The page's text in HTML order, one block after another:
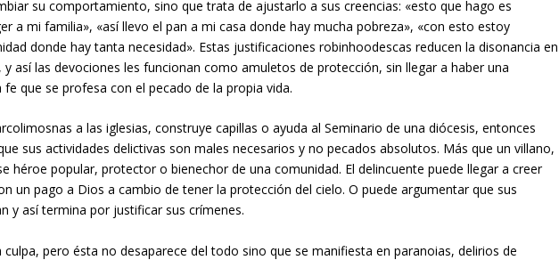
su comportamiento, sino que trata de ajustarlo a sus creencias: «esto que hago es
a mi familia», «así llevo el pan a mi casa donde hay mucha pobreza», «con esto estoy
donde hay tanta necesidad». Estas justificaciones robinhoodescas reducen la disonancia en
y así las devociones les funcionan como amuletos de protección, sin llegar a haber una
que se profesa con el pecado de la propia vida.
a las iglesias, construye capillas o ayuda al Seminario de una diócesis, entonces
sus actividades delictivas son males necesarios y no pecados absolutos. Más que un villano,
héroe popular, protector o bienechor de una comunidad. El delincuente puede llegar a creer
un pago a Dios a cambio de tener la protección del cielo. O puede argumentar que sus
y así termina por justificar sus crímenes.
culpa, pero ésta no desaparece del todo sino que se manifiesta en paranoias, delirios de